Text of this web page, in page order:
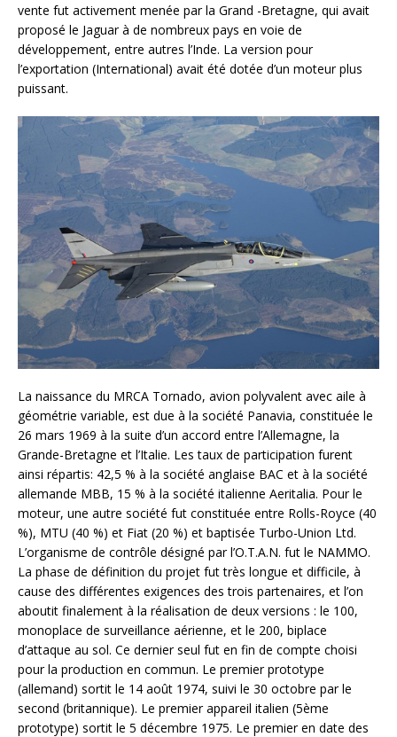
vente fut activement menée par la Grand -Bretagne, qui avait
proposé le Jaguar à de nombreux pays en voie de
développement, entre autres l’Inde. La version pour
l’exportation (International) avait été dotée d’un moteur plus
puissant.
La naissance du MRCA Tornado, avion polyvalent avec aile à
géométrie variable, est due à la société Panavia, constituée le
26 mars 1969 à la suite d’un accord entre l’Allemagne, la
Grande-Bretagne et l’Italie. Les taux de participation furent
ainsi répartis: 42,5 % à la société anglaise BAC et à la société
allemande MBB, 15 % à la société italienne Aeritalia. Pour le
moteur, une autre société fut constituée entre Rolls-Royce (40
%), MTU (40 %) et Fiat (20 %) et baptisée Turbo-Union Ltd.
L’organisme de contrôle désigné par l’O.T.A.N. fut le NAMMO.
La phase de définition du projet fut très longue et difficile, à
cause des différentes exigences des trois partenaires, et l’on
aboutit finalement à la réalisation de deux versions : le 100,
monoplace de surveillance aérienne, et le 200, biplace
d’attaque au sol. Ce dernier seul fut en fin de compte choisi
pour la production en commun. Le premier prototype
(allemand) sortit le 14 août 1974, suivi le 30 octobre par le
second (britannique). Le premier appareil italien (5ème
prototype) sortit le 5 décembre 1975. Le premier en date des